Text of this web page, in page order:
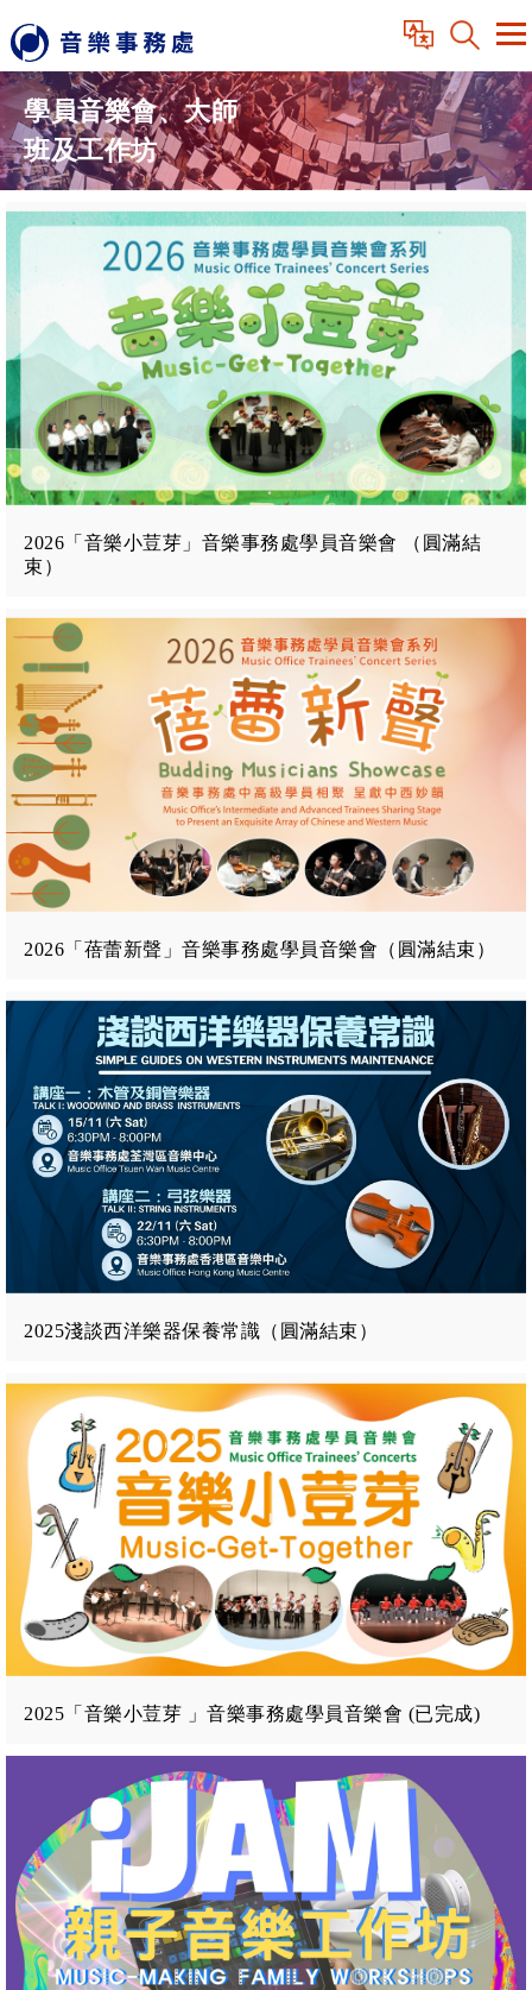
學員音樂會、大師
班及工作坊
2026「音樂小荳芽」音樂事務處學員音樂會 （圓滿結
束）
2026「蓓蕾新聲」音樂事務處學員音樂會（圓滿結束）
2025淺談西洋樂器保養常識（圓滿結束）
2025「音樂小荳芽 」音樂事務處學員音樂會 (已完成)